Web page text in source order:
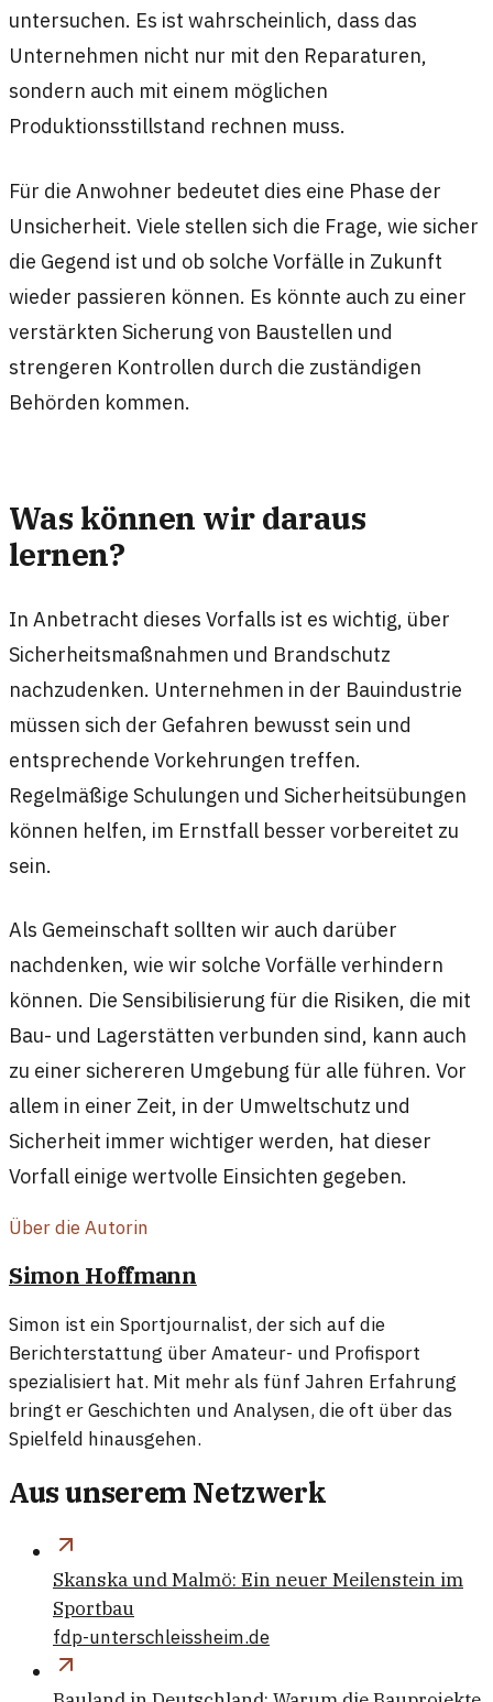
untersuchen. Es ist wahrscheinlich, dass das
Unternehmen nicht nur mit den Reparaturen,
sondern auch mit einem möglichen
Produktionsstillstand rechnen muss.
Für die Anwohner bedeutet dies eine Phase der
Unsicherheit. Viele stellen sich die Frage, wie sicher
die Gegend ist und ob solche Vorfälle in Zukunft
wieder passieren können. Es könnte auch zu einer
verstärkten Sicherung von Baustellen und
strengeren Kontrollen durch die zuständigen
Behörden kommen.
Was können wir daraus
lernen?
In Anbetracht dieses Vorfalls ist es wichtig, über
Sicherheitsmaßnahmen und Brandschutz
nachzudenken. Unternehmen in der Bauindustrie
müssen sich der Gefahren bewusst sein und
entsprechende Vorkehrungen treffen.
Regelmäßige Schulungen und Sicherheitsübungen
können helfen, im Ernstfall besser vorbereitet zu
sein.
Als Gemeinschaft sollten wir auch darüber
nachdenken, wie wir solche Vorfälle verhindern
können. Die Sensibilisierung für die Risiken, die mit
Bau- und Lagerstätten verbunden sind, kann auch
zu einer sichereren Umgebung für alle führen. Vor
allem in einer Zeit, in der Umweltschutz und
Sicherheit immer wichtiger werden, hat dieser
Vorfall einige wertvolle Einsichten gegeben.
Über die Autorin
Simon Hoffmann
Simon ist ein Sportjournalist, der sich auf die
Berichterstattung über Amateur- und Profisport
spezialisiert hat. Mit mehr als fünf Jahren Erfahrung
bringt er Geschichten und Analysen, die oft über das
Spielfeld hinausgehen.
Aus unserem Netzwerk
Skanska und Malmö: Ein neuer Meilenstein im
Sportbau
fdp-unterschleissheim.de